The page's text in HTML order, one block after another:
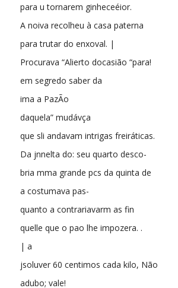
para u tornarem ginheceéior.
A noiva recolheu à casa paterna
para trutar do enxoval. |
Procurava “Alierto docasião “para!
em segredo saber da
ima a PazÃo
daquela” mudávça
que sli andavam intrigas freiráticas.
Da jnnelta do: seu quarto desco-
bria mma grande pcs da quinta de
a costumava pas-
quanto a contrariavarm as fin
quelle que o pao lhe impozera. .
| a
jsoluver 60 centimos cada kilo, Não
adubo; vale!